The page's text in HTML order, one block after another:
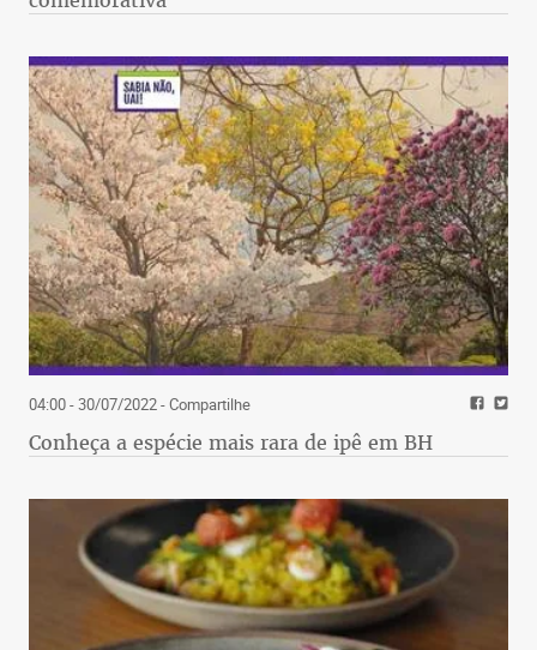
04:00 - 30/07/2022- Compartilhe
Conheça a espécie mais rara de ipê em BH